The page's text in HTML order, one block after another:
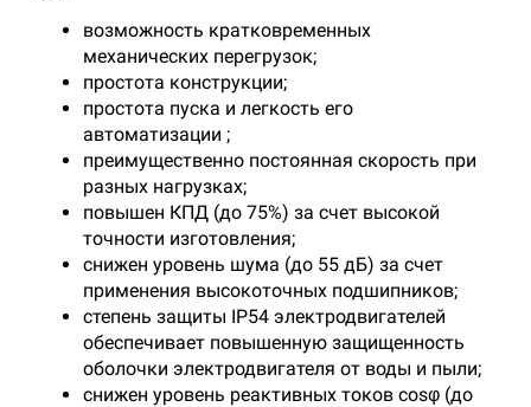
возможность кратковременных
механических перегрузок;
простота конструкции;
простота пуска и легкость его
автоматизации ;
преимущественно постоянная скорость при
разных нагрузках;
повышен КПД (до 75%) за счет высокой
точности изготовления;
снижен уровень шума (до 55 дБ) за счет
применения высокоточных подшипников;
степень защиты IP54 электродвигателей
обеспечивает повышенную защищенность
оболочки электродвигателя от воды и пыли;
снижен уровень реактивных токов cosφ (до